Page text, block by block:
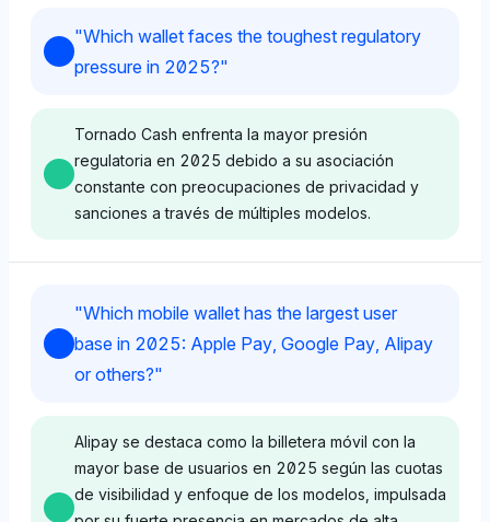
"Which wallet faces the toughest regulatory
pressure in 2025?"
Tornado Cash enfrenta la mayor presión
regulatoria en 2025 debido a su asociación
constante con preocupaciones de privacidad y
sanciones a través de múltiples modelos.
Perplexity enfatiza entidades regulatorias como
FinCEN (1.4%) y GDPR (0.7%) sobre billeteras
específicas, mostrando un tono neutral sin un
presión. Su percepción se inclina hacia marcos
regulatorios más amplios en lugar de señalar una
billetera específica para el escrutinio.
"Which mobile wallet has the largest user
base in 2025: Apple Pay, Google Pay, Alipay
or others?"
Alipay se destaca como la billetera móvil con la
mayor base de usuarios en 2025 según las cuotas
de visibilidad y enfoque de los modelos, impulsada